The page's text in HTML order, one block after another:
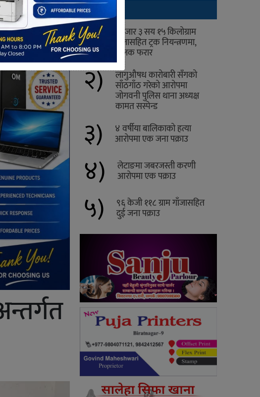
ताजा
१) १ हजार ३ सय १५ किलोग्राम
गाँजासहित ट्रक नियन्त्रणमा,
चालक फरार
२) लागुऔषध कारोबारी सँगको
साँठगाँठ गरेको आरोपमा
जोगवनी पुलिस थाना अध्यक्ष
कामत सस्पेन्ड
३) ४ वर्षीया बालिकाको हत्या
आरोपमा एक जना पक्राउ
४) लेटाङमा जबरजस्ती करणी
आरोपमा एक पक्राउ
५) ९६ केजी ११८ ग्राम गाँजासहित
दुई जना पक्राउ